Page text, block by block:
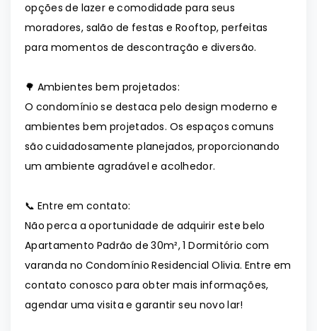
opções de lazer e comodidade para seus
moradores, salão de festas e Rooftop, perfeitas
para momentos de descontração e diversão.
🌳 Ambientes bem projetados:
O condomínio se destaca pelo design moderno e
ambientes bem projetados. Os espaços comuns
são cuidadosamente planejados, proporcionando
um ambiente agradável e acolhedor.
📞 Entre em contato:
Não perca a oportunidade de adquirir este belo
Apartamento Padrão de 30m², 1 Dormitório com
varanda no Condomínio Residencial Olivia. Entre em
contato conosco para obter mais informações,
agendar uma visita e garantir seu novo lar!